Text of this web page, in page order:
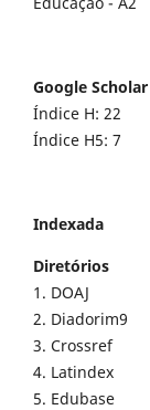
Google Scholar
Índice H: 22
Índice H5: 7
Indexada
Diretórios
1. DOAJ
2. Diadorim9
3. Crossref
4. Latindex
5. Edubase